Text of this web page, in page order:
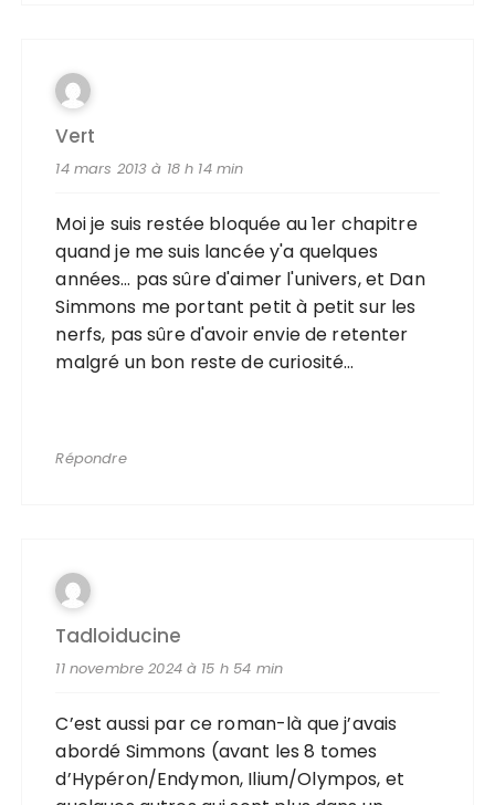
Vert
14 mars 2013 à 18 h 14 min
Moi je suis restée bloquée au 1er chapitre
quand je me suis lancée y'a quelques
années… pas sûre d'aimer l'univers, et Dan
Simmons me portant petit à petit sur les
nerfs, pas sûre d'avoir envie de retenter
malgré un bon reste de curiosité…
Répondre
Tadloiducine
11 novembre 2024 à 15 h 54 min
C’est aussi par ce roman-là que j’avais
abordé Simmons (avant les 8 tomes
d’Hypéron/Endymon, Ilium/Olympos, et